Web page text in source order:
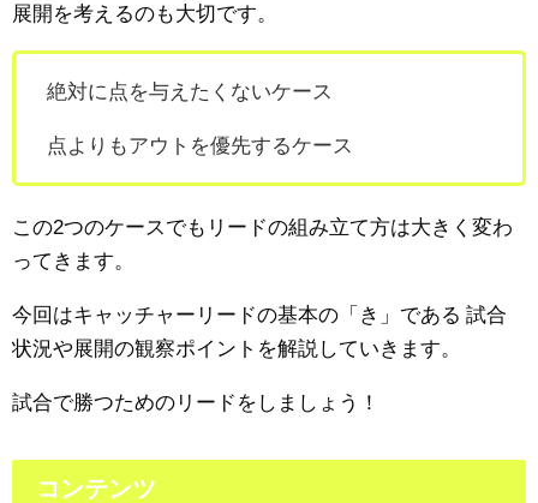
展開を考えるのも大切です。
絶対に点を与えたくないケース
点よりもアウトを優先するケース
この2つのケースでもリードの組み立て方は大きく変わ
ってきます。
今回はキャッチャーリードの基本の「き」である 試合
状況や展開の観察ポイントを解説していきます。
試合で勝つためのリードをしましょう！
コンテンツ